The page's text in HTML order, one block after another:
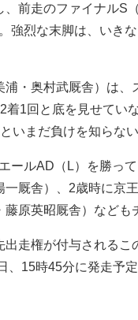
、前走のファイナルS
強烈な末脚は、いき
・奥村武厩舎）は、
1回と底を見せてい
いまだ負けを知らな
ールAD（L）を勝っ
一厩舎）、2歳時に京
原英昭厩舎）なども
走権が付与されるこ
15時45分に発走予定